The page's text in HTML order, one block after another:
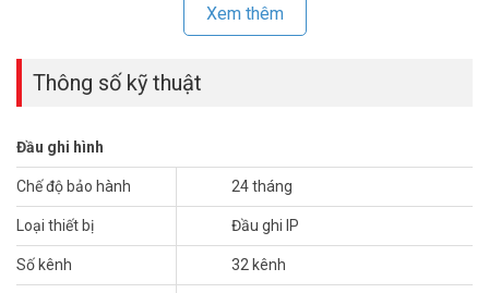
– Hỗ trợ 16 thư viện ảnh, tối đa 20,000 ảnh khuôn mặt
– Hỗ trợ 32 kênh phát hiện chuyển động người / phương tiện.
– Hỗ trợ 16 cổng PoE RJ-45 10/100 Mbps chuẩn IEEE 802.3 af/at.
Tổng công suất 200W
– Nguồn cấp: 100 to 240 VAC, 50 to 60Hz
– Kích thước: 445 × 400 × 75 mm
– Trọng lượng: <5kg - Xuất xứ: Trung Quốc. - Bảo hành: 24 tháng.
Đặt mua hàng Online ngay hôm nay để được hỗ trợ giá tốt nhất.
Tham khảo thêm thông tin tại
Facebook Vuhoangtelecom
Xem thêm
Thông số kỹ thuật
Đầu ghi hình
Chế độ bảo hành 24 tháng
Loại thiết bị Đầu ghi IP
Số kênh 32 kênh